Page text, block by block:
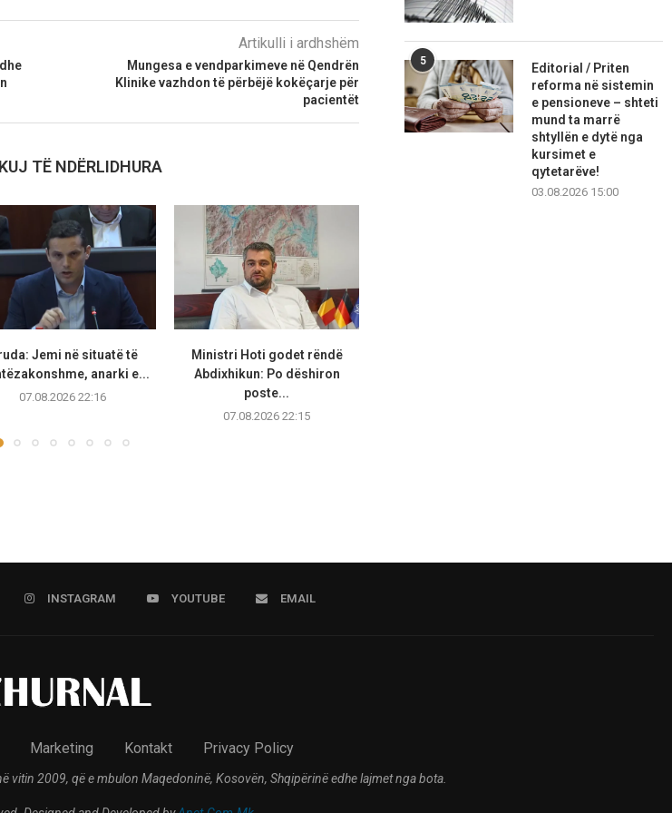
Artikulli i ardhshëm
Mungesa e vendparkimeve në Qendrën
Klinike vazhdon të përbëjë kokëçarje për
pacientët
TË NDËRLIDHURA
Jemi në situatë të
anarki e...
07.08.2026 22:16
Ministri Hoti godet rëndë
Abdixhikun: Po dëshiron
poste...
07.08.2026 22:15
5
Editorial / Priten
reforma në sistemin
e pensioneve – shteti
mund ta marrë
shtyllën e dytë nga
kursimet e
qytetarëve!
03.08.2026 15:00
INSTAGRAM YOUTUBE EMAIL
Marketing Kontakt Privacy Policy
vitin 2009, që e mbulon Maqedoninë, Kosovën, Shqipërinë edhe lajmet nga bota.